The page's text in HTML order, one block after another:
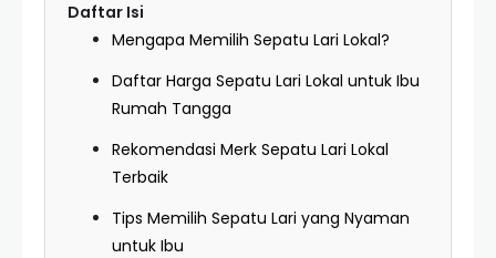
Daftar Isi
Mengapa Memilih Sepatu Lari Lokal?
Daftar Harga Sepatu Lari Lokal untuk Ibu
Rumah Tangga
Rekomendasi Merk Sepatu Lari Lokal
Terbaik
Tips Memilih Sepatu Lari yang Nyaman
untuk Ibu